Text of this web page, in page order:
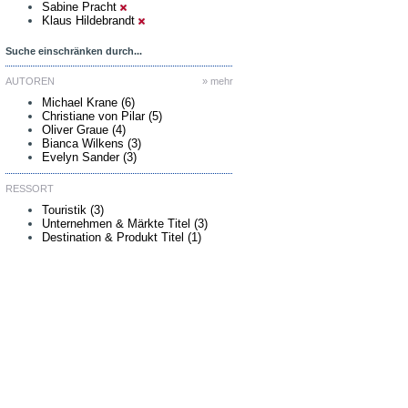
Sabine Pracht
Klaus Hildebrandt
Suche einschränken durch...
» mehr
AUTOREN
Michael Krane (6)
Christiane von Pilar (5)
Oliver Graue (4)
Bianca Wilkens (3)
Evelyn Sander (3)
RESSORT
Touristik (3)
Unternehmen & Märkte Titel (3)
Destination & Produkt Titel (1)